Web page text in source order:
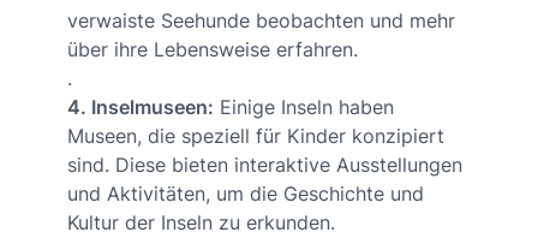
verwaiste Seehunde beobachten und mehr
über ihre Lebensweise erfahren.
.
4. Inselmuseen: Einige Inseln haben
Museen, die speziell für Kinder konzipiert
sind. Diese bieten interaktive Ausstellungen
und Aktivitäten, um die Geschichte und
Kultur der Inseln zu erkunden.